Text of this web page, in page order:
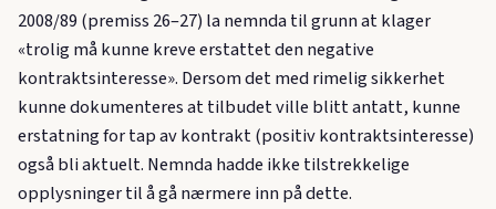
2008/89 (premiss 26–27) la nemnda til grunn at klager
«trolig må kunne kreve erstattet den negative
kontraktsinteresse». Dersom det med rimelig sikkerhet
kunne dokumenteres at tilbudet ville blitt antatt, kunne
erstatning for tap av kontrakt (positiv kontraktsinteresse)
også bli aktuelt. Nemnda hadde ikke tilstrekkelige
opplysninger til å gå nærmere inn på dette.